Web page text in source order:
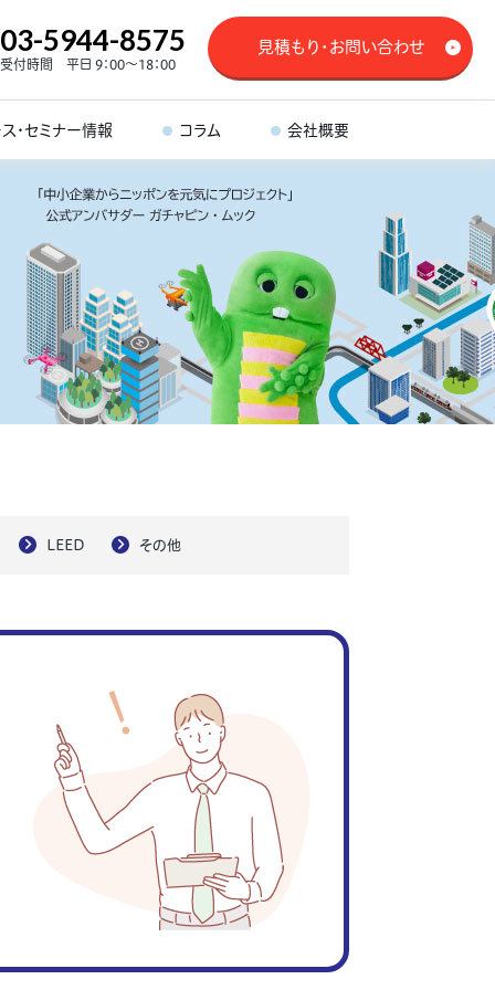
03-5944-8575
受付時間 平日 9：00～18：00
見積もり・お問い合わせ
・セミナー情報 コラム 会社概要
LEED その他